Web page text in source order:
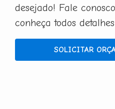
desejado! Fale
conheça todos
SOLICITAR